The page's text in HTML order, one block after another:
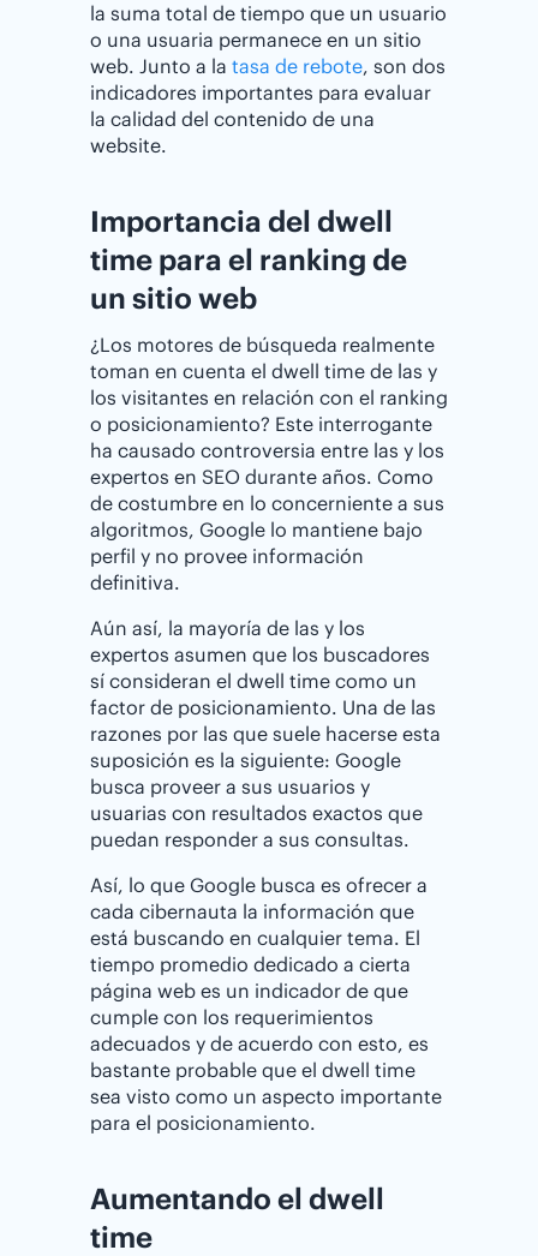
la suma total de tiempo que un usuario
o una usuaria permanece en un sitio
web. Junto a la tasa de rebote, son dos
indicadores importantes para evaluar
la calidad del contenido de una
website.
Importancia del dwell
time para el ranking de
un sitio web
¿Los motores de búsqueda realmente
toman en cuenta el dwell time de las y
los visitantes en relación con el ranking
o posicionamiento? Este interrogante
ha causado controversia entre las y los
expertos en SEO durante años. Como
de costumbre en lo concerniente a sus
algoritmos, Google lo mantiene bajo
perfil y no provee información
definitiva.
Aún así, la mayoría de las y los
expertos asumen que los buscadores
sí consideran el dwell time como un
factor de posicionamiento. Una de las
razones por las que suele hacerse esta
suposición es la siguiente: Google
busca proveer a sus usuarios y
usuarias con resultados exactos que
puedan responder a sus consultas.
Así, lo que Google busca es ofrecer a
cada cibernauta la información que
está buscando en cualquier tema. El
tiempo promedio dedicado a cierta
página web es un indicador de que
cumple con los requerimientos
adecuados y de acuerdo con esto, es
bastante probable que el dwell time
sea visto como un aspecto importante
para el posicionamiento.
Aumentando el dwell
time